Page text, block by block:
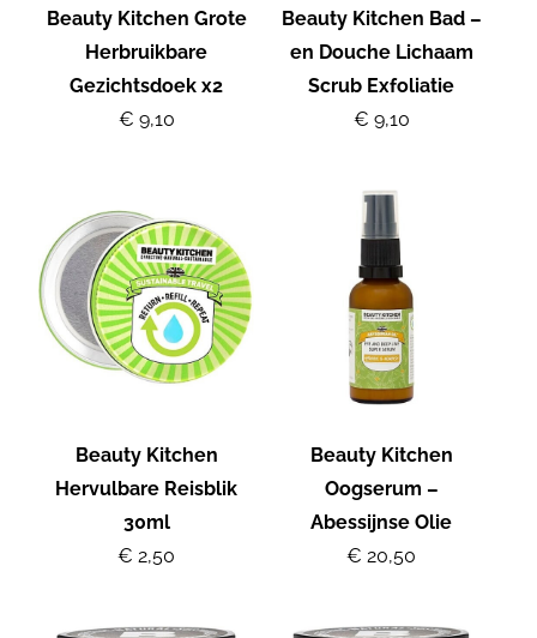
Beauty Kitchen Grote
Herbruikbare
Gezichtsdoek x2
€ 9,10
Beauty Kitchen Bad –
en Douche Lichaam
Scrub Exfoliatie
€ 9,10
Beauty Kitchen
Hervulbare Reisblik
30ml
€ 2,50
Beauty Kitchen
Oogserum –
Abessijnse Olie
€ 20,50